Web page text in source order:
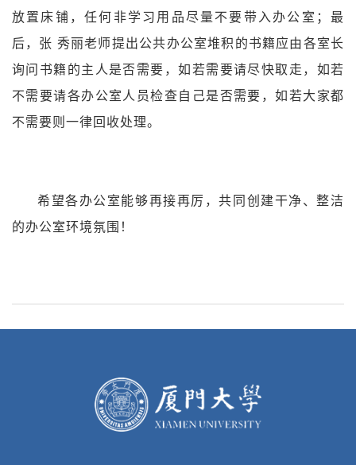
放置床铺，任何非学习用品尽量不要带入办公室；最
后，张 秀丽老师提出公共办公室堆积的书籍应由各室长
询问书籍的主人是否需要，如若需要请尽快取走，如若
不需要请各办公室人员检查自己是否需要，如若大家都
不需要则一律回收处理。
希望各办公室能够再接再厉，共同创建干净、整洁
的办公室环境氛围！